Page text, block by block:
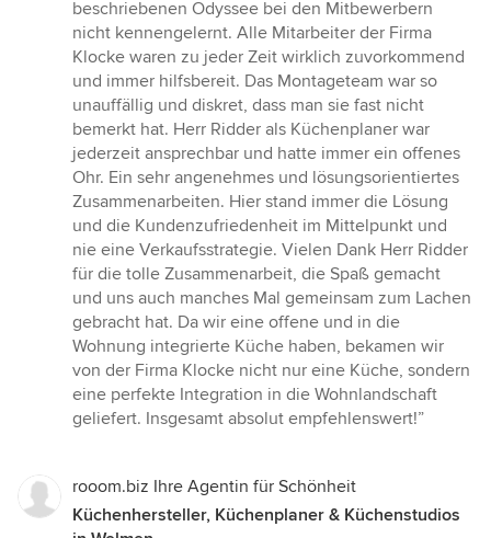
beschriebenen Odyssee bei den Mitbewerbern
nicht kennengelernt. Alle Mitarbeiter der Firma
Klocke waren zu jeder Zeit wirklich zuvorkommend
und immer hilfsbereit. Das Montageteam war so
unauffällig und diskret, dass man sie fast nicht
bemerkt hat. Herr Ridder als Küchenplaner war
jederzeit ansprechbar und hatte immer ein offenes
Ohr. Ein sehr angenehmes und lösungsorientiertes
Zusammenarbeiten. Hier stand immer die Lösung
und die Kundenzufriedenheit im Mittelpunkt und
nie eine Verkaufsstrategie. Vielen Dank Herr Ridder
für die tolle Zusammenarbeit, die Spaß gemacht
und uns auch manches Mal gemeinsam zum Lachen
gebracht hat. Da wir eine offene und in die
Wohnung integrierte Küche haben, bekamen wir
von der Firma Klocke nicht nur eine Küche, sondern
eine perfekte Integration in die Wohnlandschaft
geliefert. Insgesamt absolut empfehlenswert!”
rooom.biz Ihre Agentin für Schönheit
Küchenhersteller, Küchenplaner & Küchenstudios